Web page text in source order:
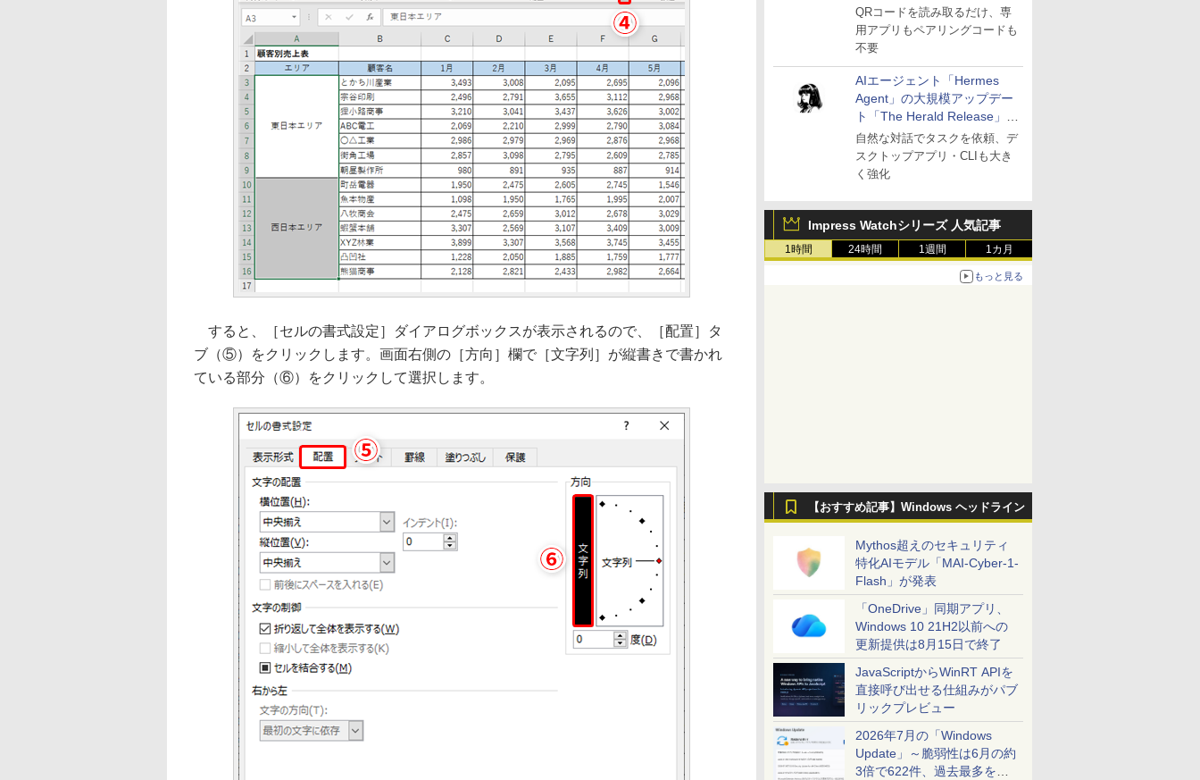
が公開
QRコードを読み取るだけ、専
用アプリもペアリングコードも
不要
AIエージェント「Hermes
Agent」の大規模アップデー
ト「The Herald Release」が
公開
自然な対話でタスクを依頼、デ
スクトップアプリ・CLIも大き
く強化
Impress Watchシリーズ 人気記事
1時間 24時間 1週間 1カ月
もっと見る
【おすすめ記事】Windows ヘッドライン
Mythos超えのセキュリティ
特化AIモデル「MAI-Cyber-1-
Flash」が発表
「OneDrive」同期アプリ、
Windows 10 21H2以前への
更新提供は8月15日で終了
JavaScriptからWinRT APIを
直接呼び出せる仕組みがパブ
リックプレビュー
2026年7月の「Windows
Update」～脆弱性は6月の約
3倍で622件、過去最多を大
すると、［セルの書式設定］ダイアログボックスが表示されるので、［配置］タ
ブ（⑤）をクリックします。画面右側の［方向］欄で［文字列］が縦書きで書かれ
ている部分（⑥）をクリックして選択します。